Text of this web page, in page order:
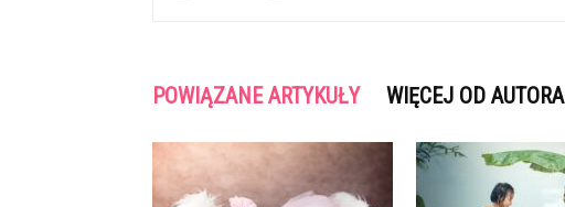
POWIĄZANE ARTYKUŁY WIĘCEJ OD AUTORA